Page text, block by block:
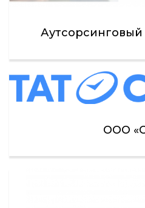
ООО